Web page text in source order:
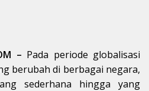
– Pada periode globalisasi
berubah di berbagai negara,
sederhana hingga yang